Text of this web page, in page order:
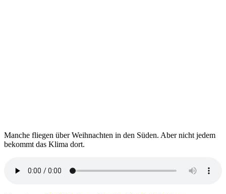
Manche fliegen über Weihnachten in den Süden. Aber nicht jedem
bekommt das Klima dort.